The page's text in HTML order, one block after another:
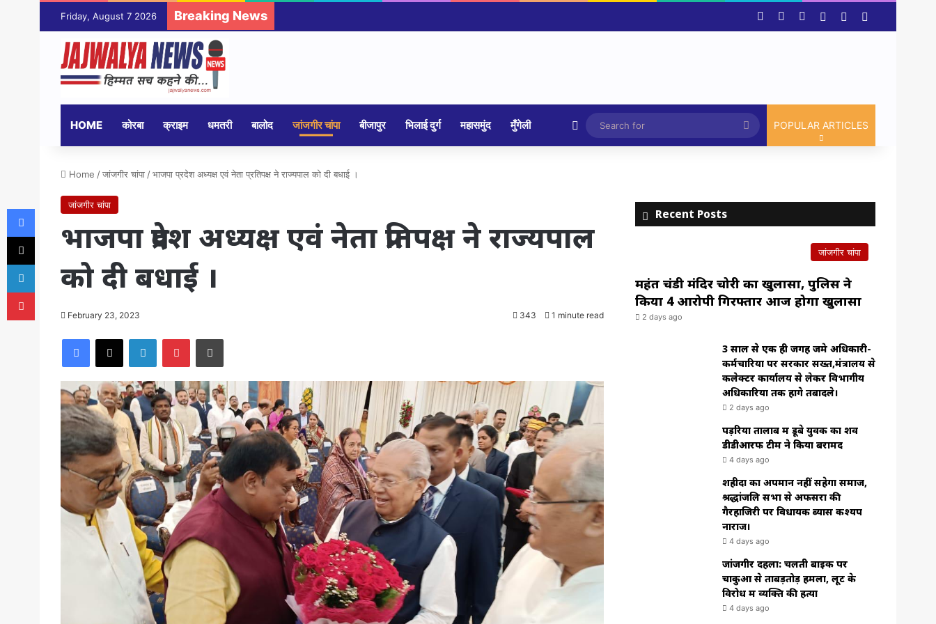
Friday, August 7 2026 Breaking News Facebook YouTube
Log InRandom Article
HOME कोरबा क्राइम धमतरी बालोद जांजगीर चांपा बीजापुर भिलाई दुर्ग महासमुंद मुँगेली Random Article
Search
for
POPULAR ARTICLES
Home /जांजगीर चांपा /भाजपा प्रदेश अध्यक्ष एवं नेता प्रतिपक्ष ने राज्यपाल को दी बधाई ।
जांजगीर चांपा
भाजपा प्रदेश अध्यक्ष एवं नेता प्रतिपक्ष ने राज्यपाल
को दी बधाई ।
February 23, 2023 343 1 minute read
Facebook
X LinkedInPinterestPrint
Recent Posts
जांजगीर चांपा
महंत चंडी मंदिर चोरी का खुलासा, पुलिस ने
किया 4 आरोपी गिरफ्तार आज होगा खुलासा
2 days ago
3 साल से एक ही जगह जमे अधिकारी-
कर्मचारियों पर सरकार सख्त,मंत्रालय से
कलेक्टर कार्यालय से लेकर विभागीय
अधिकारियों तक होंगे तबादले।
2 days ago
पड़रिया तालाब में डूबे युवक का शव
डीडीआरफ टीम ने किया बरामद
4 days ago
शहीदों का अपमान नहीं सहेगा समाज,
श्रद्धांजलि सभा से अफसरों की
गैरहाजिरी पर विधायक ब्यास कश्यप
नाराज।
4 days ago
जांजगीर दहला: चलती बाइक पर
चाकुओं से ताबड़तोड़ हमला, लूट के
विरोध में व्यक्ति की हत्या
4 days ago
Facebook
X
LinkedIn
Pinterest